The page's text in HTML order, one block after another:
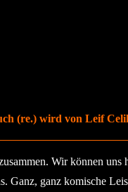
(re.) wird von Leif
Wir können
Ganz, ganz komische